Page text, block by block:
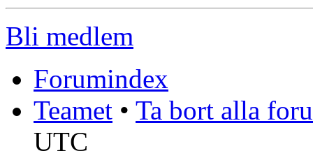
Bli medlem
Forumindex
Teamet • Ta bort alla
UTC